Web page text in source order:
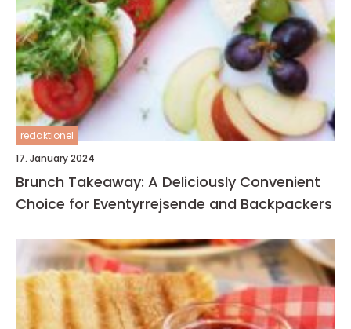
redaktionel
17. January 2024
Brunch Takeaway: A Deliciously Convenient
Choice for Eventyrrejsende and Backpackers